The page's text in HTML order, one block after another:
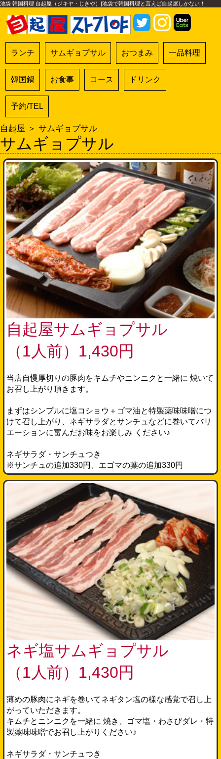
池袋 韓国料理 自起屋（ジキヤ・じきや）|池袋で韓国料理と言えば自起屋しかない！
ランチ サムギョプサル おつまみ 一品料理
韓国鍋 お食事 コース ドリンク
予約/TEL
自起屋 ＞ サムギョプサル
サムギョプサル
自起屋サムギョプサル
（1人前）1,430円
当店自慢厚切りの豚肉をキムチやニンニクと一緒に 焼いて
お召し上がり頂きます。
まずはシンプルに塩コショウ＋ゴマ油と特製薬味味噌につ
けて召し上がり、ネギサラダとサンチュなどに巻いてバリ
エーションに富んだお味をお楽しみ ください♪
ネギサラダ・サンチュつき
※サンチュの追加330円、エゴマの葉の追加330円
ネギ塩サムギョプサル
（1人前）1,430円
薄めの豚肉にネギを巻いてネギタン塩の様な感覚で召し上
がっていただきます。
キムチとニンニクを一緒に 焼き、ゴマ塩・わさびダレ・特
製薬味味噌でお召し上がりください♪
ネギサラダ・サンチュつき